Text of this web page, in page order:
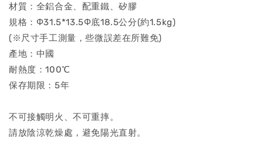
材質：全鋁合金、配重鐵、矽膠
規格：Φ31.5*13.5Φ底18.5公分(約1.5kg)
(※尺寸手工測量，些微誤差在所難免)
產地：中國
耐熱度：100℃
保存期限：5年
不可接觸明火、不可重摔。
請放陰涼乾燥處，避免陽光直射。